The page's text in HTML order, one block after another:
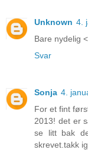
Unknown 4.
Bare nydelig
Svar
Sonja 4.
For et fint
2013! det er
se litt bak
skrevet.takk